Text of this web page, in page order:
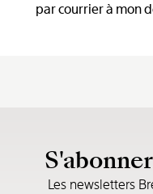
par courrier à mon
Les newsletters